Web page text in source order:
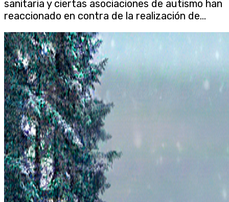
sanitaria y ciertas asociaciones de autismo han
reaccionado en contra de la realización de...